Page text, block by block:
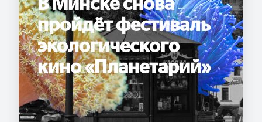
В Минске снова
пройдёт фестиваль
экологического
кино «Планетарий»